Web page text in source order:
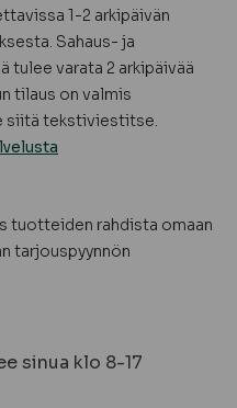
1-2 arkipäivän
Sahaus- ja
tulee varata 2 arkipäivää
tilaus on valmis
siitä tekstiviestitse.
tuotteiden rahdista omaan
tarjouspyynnön
sinua klo 8-17